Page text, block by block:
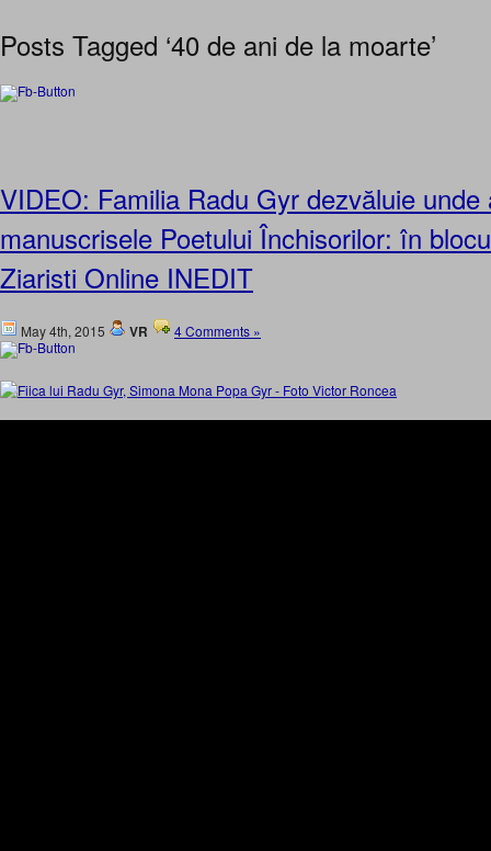
Posts Tagged ‘40 de ani de la moarte’
VIDEO: Familia Radu Gyr dezvăluie
manuscrisele Poetului Închisorilor: în
Ziaristi Online INEDIT
May 4th, 2015 VR 4 Comments »